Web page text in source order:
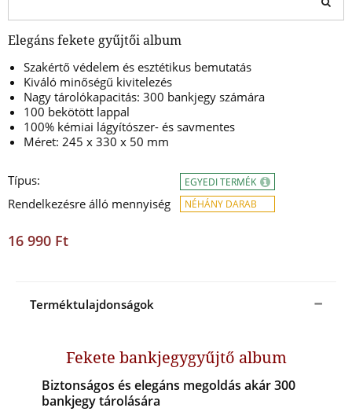
Elegáns fekete gyűjtői album
Szakértő védelem és esztétikus bemutatás
Kiváló minőségű kivitelezés
Nagy tárolókapacitás: 300 bankjegy számára
100 bekötött lappal
100% kémiai lágyítószer- és savmentes
Méret: 245 x 330 x 50 mm
Típus:
Rendelkezésre álló mennyiség
EGYEDI TERMÉK
NÉHÁNY DARAB
16 990 Ft
Terméktulajdonságok
Fekete bankjegygyűjtő album
Biztonságos és elegáns megoldás akár 300
bankjegy tárolására